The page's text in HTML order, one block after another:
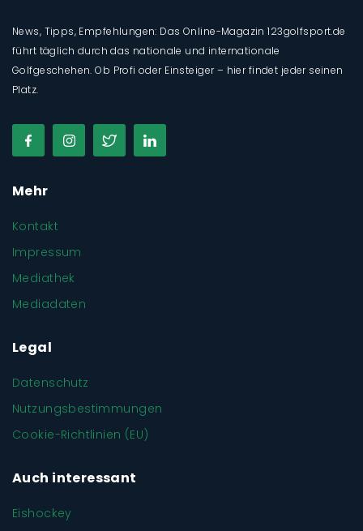
News, Tipps, Empfehlungen: Das Online-Magazin 123golfsport.de
führt täglich durch das nationale und internationale
Golfgeschehen. Ob Profi oder Einsteiger – hier findet jeder seinen
Platz.
Mehr
Kontakt
Impressum
Mediathek
Mediadaten
Legal
Datenschutz
Nutzungsbestimmungen
Cookie-Richtlinien (EU)
Auch interessant
Eishockey